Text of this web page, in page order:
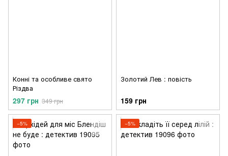
Конні та особливе свято
Різдва
297 грн 349 грн
Золотий Лев : повість
159 грн
−5% −5%